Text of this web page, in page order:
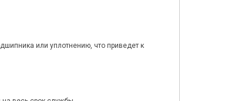
или уплотнению, что приведет к